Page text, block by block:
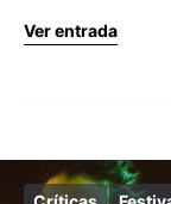
Ver entrada